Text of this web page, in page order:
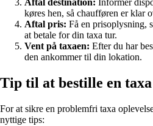
Aftal destination: Informer
køres hen, så chaufføren er klar
Aftal pris: Få en prisoplysning,
at betale for din taxa tur.
Vent på taxaen: Efter du har
den ankommer til din lokation.
Tip til at bestille en
For at sikre en problemfri taxa
nyttige tips: